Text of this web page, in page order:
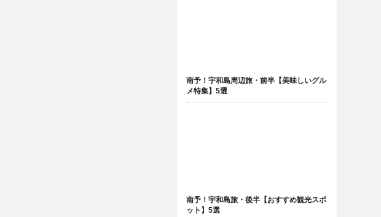
南予！宇和島周辺旅・前半【美味しいグル
メ特集】5選
南予！宇和島旅・後半【おすすめ観光スポ
ット】5選